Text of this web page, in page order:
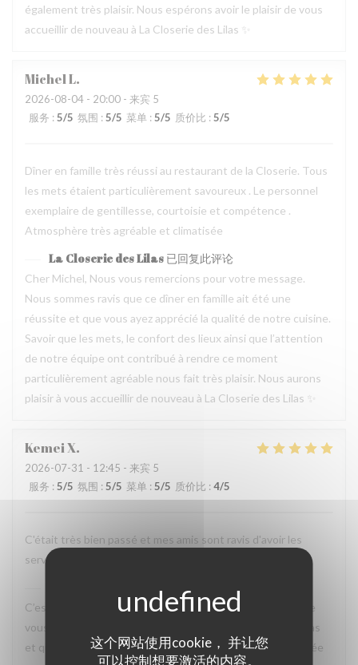
这个网站使用cookie， 并让您
可以控制想要激活的内容。
également très plaisir. Nous espérons avoir le plaisir de vous
accueillir de nouveau à La Closerie des Lilas ✨
MichelL
2026-08-04 - 20:00 - 来宾 5
服务 : 5/5 氛围 : 5/5 菜单 : 5/5 质价比 : 5/5
Dîner en famille très réussi au restaurant de la Closerie. Tous
les mets étaient particulièrement savoureux . Le personnel
exemplaire de gentillesse, courtoisie et compétence .
Atmosphère très agréable et climatisée
La Closerie des Lilas 已回复此评论
Cher Michel, Nous vous remercions pour votre message.
Nous sommes ravis que ce dîner en famille ait été une
réussite et que vous ayez apprécié la qualité de notre cuisine.
Savoir que les mets, le confort des lieux ainsi que l’attention
de notre équipe ont contribué à rendre ce moment
particulièrement agréable nous fait très plaisir. Nous aurons
plaisir à vous accueillir de nouveau à La Closerie des Lilas ✨
KemeiX
2026-07-31 - 12:45 - 来宾 5
服务 : 5/5 氛围 : 5/5 菜单 : 5/5 质价比 : 4/5
C'était très bien passé et mes amis sont ravis d'avoir les
services attentionnés et les plats savoureux.
La Closerie des Lilas 已回复此评论
C’est un plaisir de lire votre retour. Nous sommes ravis que
vous ayez passé un agréable moment à La Closerie des Lilas
et que vos amis aient également apprécié l’attention portée